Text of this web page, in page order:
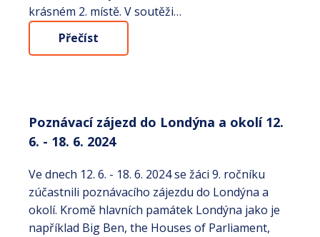
krásném 2. místě. V soutěži…
Přečíst
Poznávací zájezd do Londýna a okolí 12.
6. - 18. 6. 2024
Ve dnech 12. 6. - 18. 6. 2024 se žáci 9. ročníku
zúčastnili poznávacího zájezdu do Londýna a
okolí. Kromě hlavních památek Londýna jako je
například Big Ben, the Houses of Parliament,